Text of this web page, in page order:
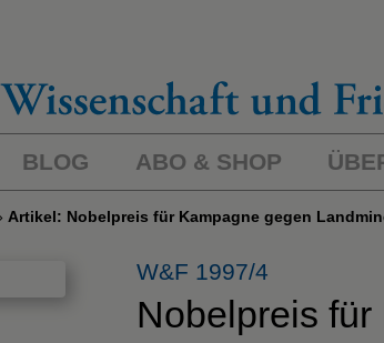
BLOG ABO & SHOP
Artikel: Nobelpreis für Kampagne gegen
W&F 1997/4
Nobelpreis